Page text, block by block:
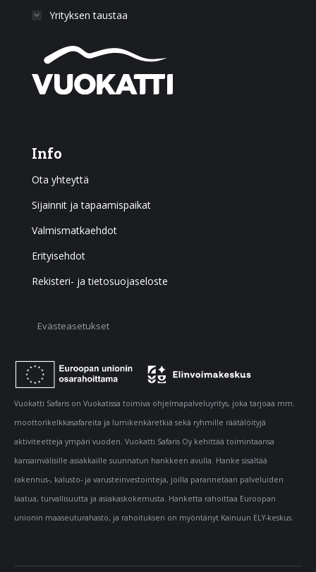
Yrityksen taustaa
Info
Ota yhteyttä
Sijainnit ja tapaamispaikat
Valmismatkaehdot
Erityisehdot
Rekisteri- ja tietosuojaseloste
Evästeasetukset
Vuokatti Safaris on Vuokatissa toimiva ohjelmapalveluyritys, joka tarjoaa mm.
moottorikelkkasafareita ja lumikenkäretkiä sekä ryhmille räätälöityjä
aktiviteetteja ympäri vuoden. Vuokatti Safaris Oy kehittää toimintaansa
kansainvälisille asiakkaille suunnatun hankkeen avulla. Hanke sisältää
rakennus-, kalusto- ja varusteinvestointeja, joilla parannetaan palveluiden
laatua, turvallisuutta ja asiakaskokemusta. Hanketta rahoittaa Euroopan
unionin maaseuturahasto, ja rahoituksen on myöntänyt Kainuun ELY-keskus.